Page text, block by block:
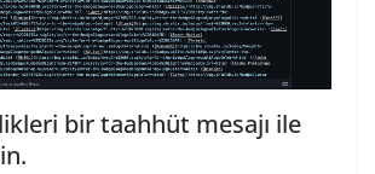
bir taahhüt mesajı ile